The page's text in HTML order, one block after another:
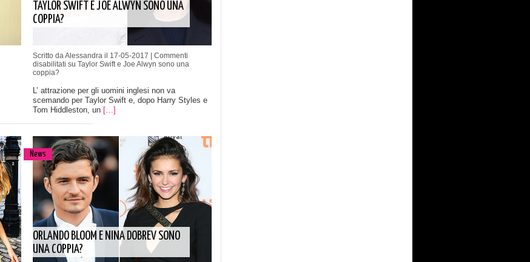
TAYLOR SWIFT E JOE ALWYN SONO UNA
COPPIA?
Scritto da Alessandra il 17-05-2017 | Commenti
disabilitati su Taylor Swift e Joe Alwyn sono una
coppia?
L’ attrazione per gli uomini inglesi non va
scemando per Taylor Swift e, dopo Harry Styles e
Tom Hiddleston, un […]
News
ORLANDO BLOOM E NINA DOBREV SONO
UNA COPPIA?